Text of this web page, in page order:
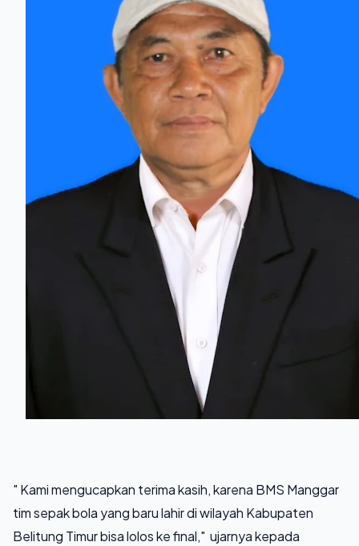
" Kami mengucapkan terima kasih, karena BMS Manggar
tim sepak bola yang baru lahir di wilayah Kabupaten
Belitung Timur bisa lolos ke final," ujarnya kepada